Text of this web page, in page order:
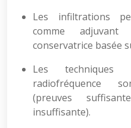
Les infiltrations
comme
conservatrice basée
Les techniques
radiofréquence
(preuves
insuffisante).